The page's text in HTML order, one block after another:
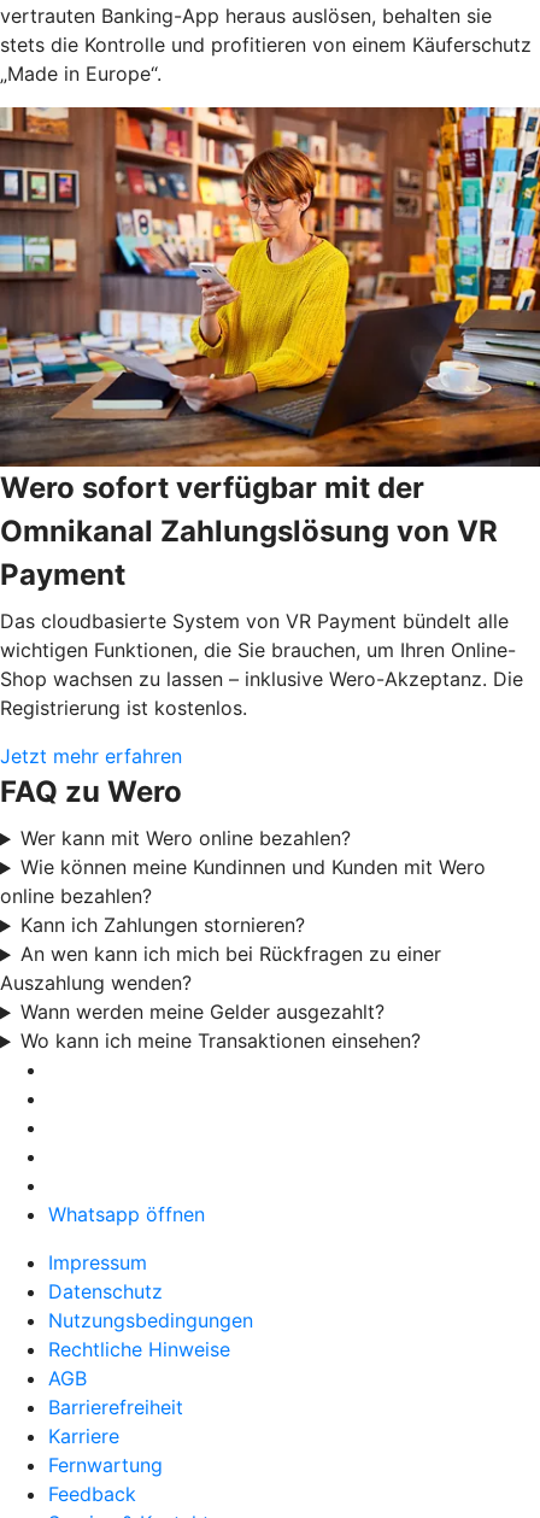
vertrauten Banking-App heraus auslösen, behalten sie
stets die Kontrolle und profitieren von einem Käuferschutz
„Made in Europe“.
Wero sofort verfügbar mit der
Omnikanal Zahlungslösung von VR
Payment
Das cloudbasierte System von VR Payment bündelt alle
wichtigen Funktionen, die Sie brauchen, um Ihren Online-
Shop wachsen zu lassen – inklusive Wero-Akzeptanz. Die
Registrierung ist kostenlos.
Jetzt mehr erfahren
FAQ zu Wero
Wer kann mit Wero online bezahlen?
Wie können meine Kundinnen und Kunden mit Wero
online bezahlen?
Kann ich Zahlungen stornieren?
An wen kann ich mich bei Rückfragen zu einer
Auszahlung wenden?
Wann werden meine Gelder ausgezahlt?
Wo kann ich meine Transaktionen einsehen?
Whatsapp öffnen
Impressum
Datenschutz
Nutzungsbedingungen
Rechtliche Hinweise
AGB
Barrierefreiheit
Karriere
Fernwartung
Feedback